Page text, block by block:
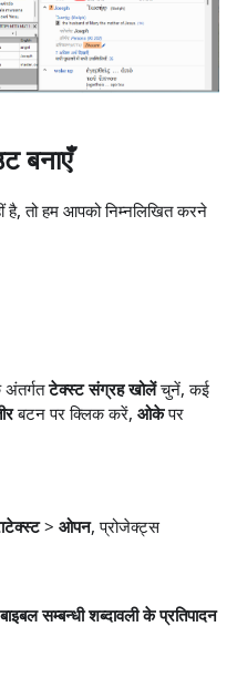
बनाएँ
तो हम आपको निम्नलिखित करने
टेक्स्ट संग्रह खोलेंचुनें, कई
बटन पर क्लिक करें, ओकेपर
> ओपन, प्रोजेक्ट्स
बाइबल सम्बन्धी शब्दावली के प्रतिपादन